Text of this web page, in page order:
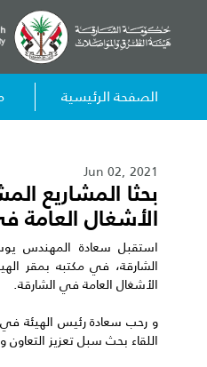
الصفحة الرئيسية
Jun 02, 2021
بحثا المشاريع
الأشغال العامة
استقبل سعادة المهندس
الشارقة، في مكتبه بمقر
الأشغال العامة في الشارقة.
و رحب سعادة رئيس الهيئة في
اللقاء بحث سبل تعزيز التعاون